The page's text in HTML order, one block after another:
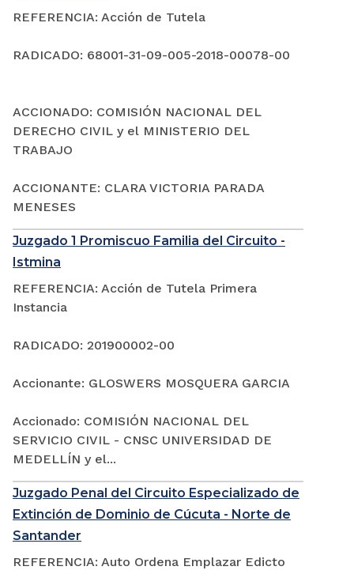
REFERENCIA: Acción de Tutela
RADICADO: 68001-31-09-005-2018-00078-00
ACCIONADO: COMISIÓN NACIONAL DEL
DERECHO CIVIL y el MINISTERIO DEL
TRABAJO
ACCIONANTE: CLARA VICTORIA PARADA
MENESES
Juzgado 1 Promiscuo Familia del Circuito -
Istmina
REFERENCIA: Acción de Tutela Primera
Instancia
RADICADO: 201900002-00
Accionante: GLOSWERS MOSQUERA GARCIA
Accionado: COMISIÓN NACIONAL DEL
SERVICIO CIVIL - CNSC UNIVERSIDAD DE
MEDELLÍN y el...
Juzgado Penal del Circuito Especializado de
Extinción de Dominio de Cúcuta - Norte de
Santander
REFERENCIA: Auto Ordena Emplazar Edicto